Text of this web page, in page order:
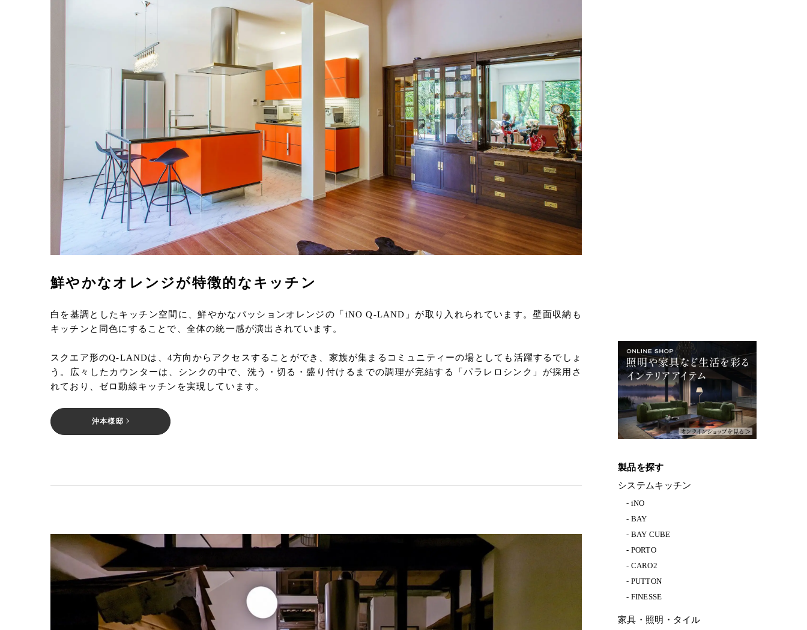
鮮やかなオレンジが特徴的なキッチン
白を基調としたキッチン空間に、鮮やかなパッションオレンジの「iNO Q-LAND」が取り入れられています。壁面収納も
キッチンと同色にすることで、全体の統一感が演出されています。
スクエア形のQ-LANDは、4方向からアクセスすることができ、家族が集まるコミュニティーの場としても活躍するでしょ
う。広々したカウンターは、シンクの中で、洗う・切る・盛り付けるまでの調理が完結する「パラレロシンク」が採用さ
れており、ゼロ動線キッチンを実現しています。
沖本様邸
製品を探す
システムキッチン
iNO
BAY
BAY CUBE
PORTO
CARO2
PUTTON
FINESSE
家具・照明・タイル